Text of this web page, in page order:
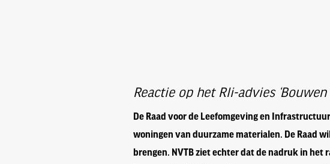
Reactie op het Rli-advies
De Raad voor de Leefomgeving en
woningen van duurzame materialen. De Raad
brengen. NVTB ziet echter dat de nadruk in het